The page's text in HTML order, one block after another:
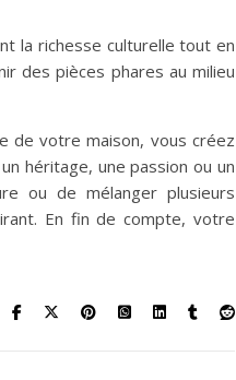
la richesse culturelle tout en
des pièces phares au milieu
de votre maison, vous créez
héritage, une passion ou un
ou de mélanger plusieurs
En fin de compte, votre